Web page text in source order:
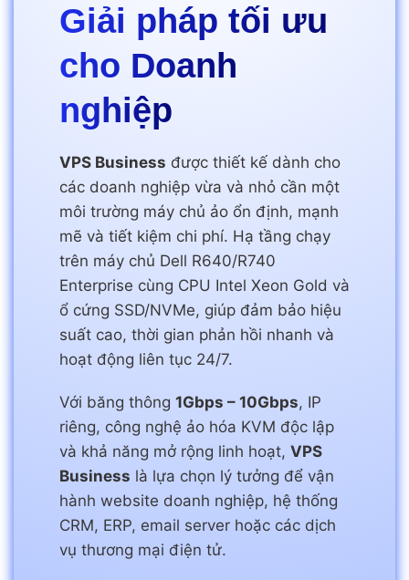
Giải pháp tối ưu
cho Doanh
nghiệp
VPS Business được thiết kế dành cho
các doanh nghiệp vừa và nhỏ cần một
môi trường máy chủ ảo ổn định, mạnh
mẽ và tiết kiệm chi phí. Hạ tầng chạy
trên máy chủ Dell R640/R740
Enterprise cùng CPU Intel Xeon Gold và
ổ cứng SSD/NVMe, giúp đảm bảo hiệu
suất cao, thời gian phản hồi nhanh và
hoạt động liên tục 24/7.
Với băng thông 1Gbps – 10Gbps, IP
riêng, công nghệ ảo hóa KVM độc lập
và khả năng mở rộng linh hoạt, VPS
Business là lựa chọn lý tưởng để vận
hành website doanh nghiệp, hệ thống
CRM, ERP, email server hoặc các dịch
vụ thương mại điện tử.